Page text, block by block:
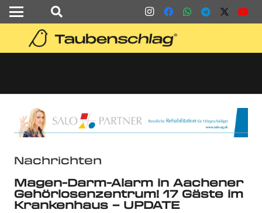
Nachrichten
Magen-Darm-Alarm in Aachener
Gehörlosenzentrum! 17 Gäste im
Krankenhaus – UPDATE